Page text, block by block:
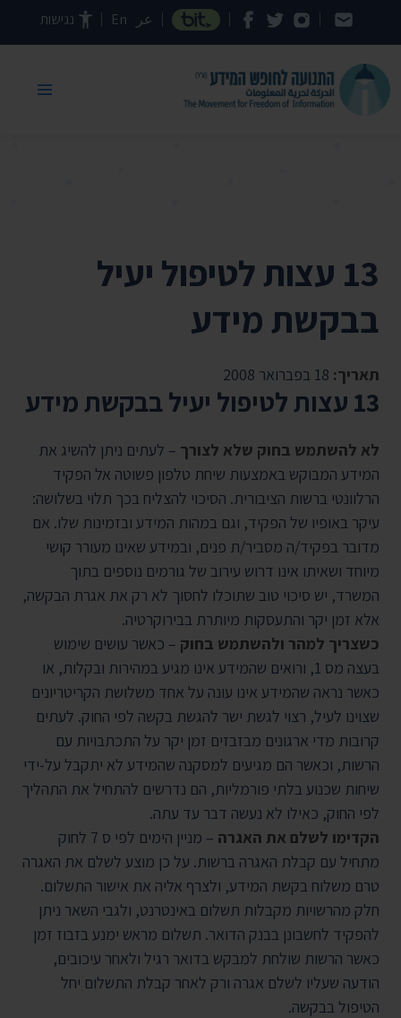
דילוג לתוכן העמוד عر En נגישות
13 עצות לטיפול יעיל
בבקשת מידע
תאריך:
13 עצות לטיפול יעיל בבקשת מידע
לא להשתמש בחוק שלא לצורך – לעתים ניתן להשיג את
המידע המבוקש באמצעות שיחת טלפון פשוטה אל הפקיד
הרלוונטי ברשות הציבורית. הסיכוי להצליח בכך תלוי בשלושה:
עיקר באופיו של הפקיד, וגם במהות המידע ובזמינות שלו. אם
מדובר בפקיד/ה מסביר/ת פנים, ובמידע שאינו מעורר קושי
מיוחד ושאיתו אינו דרוש עירוב של גורמים נוספים בתוך
המשרד, יש סיכוי טוב שתוכלו לחסוך לא רק את אגרת הבקשה,
אלא זמן יקר והתעסקות מיותרת בבירוקרטיה.
כשצריך למהר ולהשתמש בחוק – כאשר עושים שימוש
בעצה מס 1, ורואים שהמידע אינו מגיע במהירות ובקלות, או
כאשר נראה שהמידע אינו עונה על אחד משלושת הקריטריונים
שצוינו לעיל, רצוי לגשת ישר להגשת בקשה לפי החוק. לעתים
קרובות מדי ארגונים מבזבזים זמן יקר על התכתבויות עם
הרשות, וכאשר הם מגיעים למסקנה שהמידע לא יתקבל על-ידי
שיחות שכנוע בלתי פורמליות, הם נדרשים להתחיל את התהליך
לפי החוק, כאילו לא נעשה דבר עד עתה.
הקדימו לשלם את האגרה
– מניין הימים לפי ס 7 לחוק
מתחיל עם קבלת האגרה ברשות. על כן מוצע לשלם את האגרה
טרם משלוח בקשת המידע, ולצרף אליה את אישור התשלום.
חלק מהרשויות מקבלות תשלום באינטרנט, ולגבי השאר ניתן
להפקיד לחשבונן בבנק הדואר. תשלום מראש ימנע בזבוז זמן
כאשר הרשות שולחת למבקש בדואר רגיל ולאחר עיכובים,
הודעה שעליו לשלם אגרה ורק לאחר קבלת התשלום יחל
הטיפול בבקשה.